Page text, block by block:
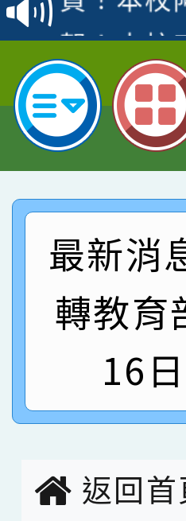
名
倩參加桃
名 指導
賀！本校
園市英語
指導老師
賀！本校
賽 劉文
臺灣台語
賀！本
市賽榮獲
創客第三
賀！本校
賽 洪綺
名
賀！本校
倩參加桃
名 指導
賀！本校
園市英語
指導老師
賀！本校
賽 劉文
臺灣台
賀！本
市賽榮
最新消
轉教育
16
返回首